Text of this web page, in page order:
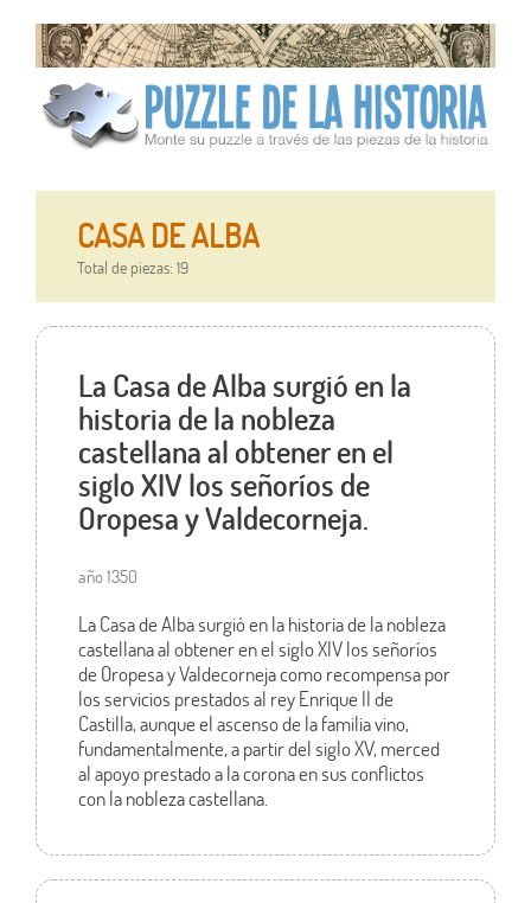
CASA DE ALBA
Total de piezas: 19
La Casa de Alba surgió en la
historia de la nobleza
castellana al obtener en el
siglo XIV los señoríos de
Oropesa y Valdecorneja.
año 1350
La Casa de Alba surgió en la historia de la nobleza
castellana al obtener en el siglo XIV los señoríos
de Oropesa y Valdecorneja como recompensa por
los servicios prestados al rey Enrique II de
Castilla, aunque el ascenso de la familia vino,
fundamentalmente, a partir del siglo XV, merced
al apoyo prestado a la corona en sus conflictos
con la nobleza castellana.